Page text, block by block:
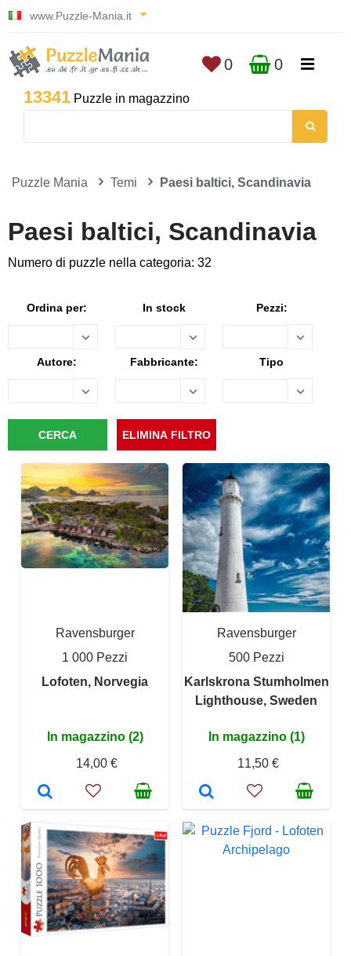
www.Puzzle-Mania.it
13341 Puzzle in magazzino
0 0
Puzzle Mania Temi Paesi baltici, Scandinavia
Paesi baltici, Scandinavia
Numero di puzzle nella categoria: 32
Ordina per: In stock Pezzi:
Autore: Fabbricante: Tipo
Ravensburger
1 000 Pezzi
Lofoten, Norvegia
In magazzino (2)
14,00 €
Ravensburger
500 Pezzi
Karlskrona Stumholmen
Lighthouse, Sweden
In magazzino (1)
11,50 €